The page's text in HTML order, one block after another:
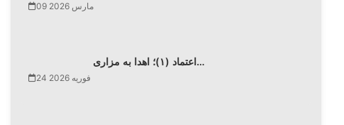
09 مارس 2026
اعتماد (۱)؛ اهدا به مزاری…
24 فوریه 2026